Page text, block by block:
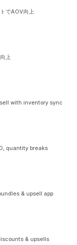
でAOV向上
上
with inventory sync
quantity breaks
& upsell app
& upsells